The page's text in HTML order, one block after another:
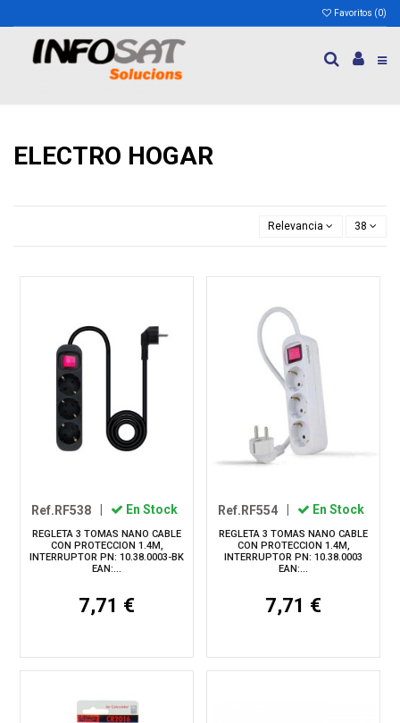
Favoritos (0)
ELECTRO HOGAR
Relevancia 38
Ref.RF538 En Stock
REGLETA 3 TOMAS NANO CABLE
CON PROTECCION 1.4M,
INTERRUPTOR PN: 10.38.0003-BK
EAN:...
7,71 €
Ref.RF554 En Stock
REGLETA 3 TOMAS NANO CABLE
CON PROTECCION 1.4M,
INTERRUPTOR PN: 10.38.0003
EAN:...
7,71 €